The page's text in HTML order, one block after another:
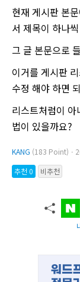
현재 게시판 본
서 제목이 하나
그 글 본문으로
이거를 게시판
수정 해야 하면
리스트처럼이
법이 있을까요?
KANG (183 Point)ㆍ
추천 0
비추천